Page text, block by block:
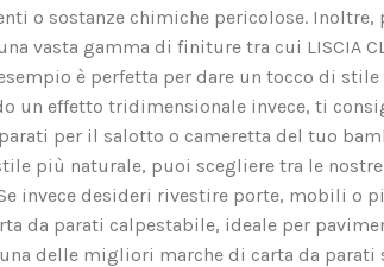
sostanze chimiche pericolose. Inoltre,
gamma di finiture tra cui LISCIA
è perfetta per dare un tocco di
un effetto tridimensionale invece, ti
per il salotto o cameretta del tuo
più naturale, puoi scegliere tra le
invece desideri rivestire porte, mobili o
da parati calpestabile, ideale per
delle migliori marche di carta da